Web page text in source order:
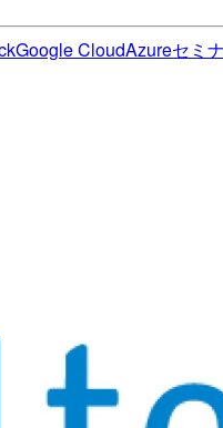
Google CloudAzureセミ